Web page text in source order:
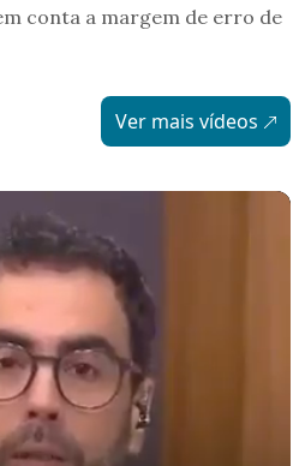
conta a margem de erro de
Ver mais vídeos